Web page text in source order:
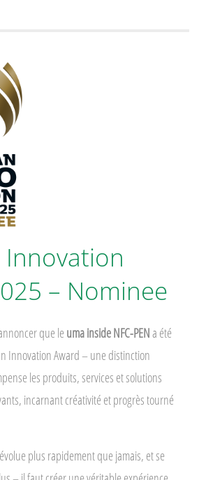
– Nominee
que le uma inside NFC-PENa été
Innovation Award – une distinction
les produits, services et solutions
incarnant créativité et progrès tourné
plus rapidement que jamais, et se